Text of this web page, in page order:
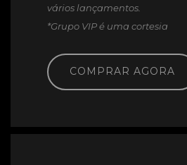
vários lançamentos.
*Grupo VIP é uma cortesia
COMPRAR AGORA